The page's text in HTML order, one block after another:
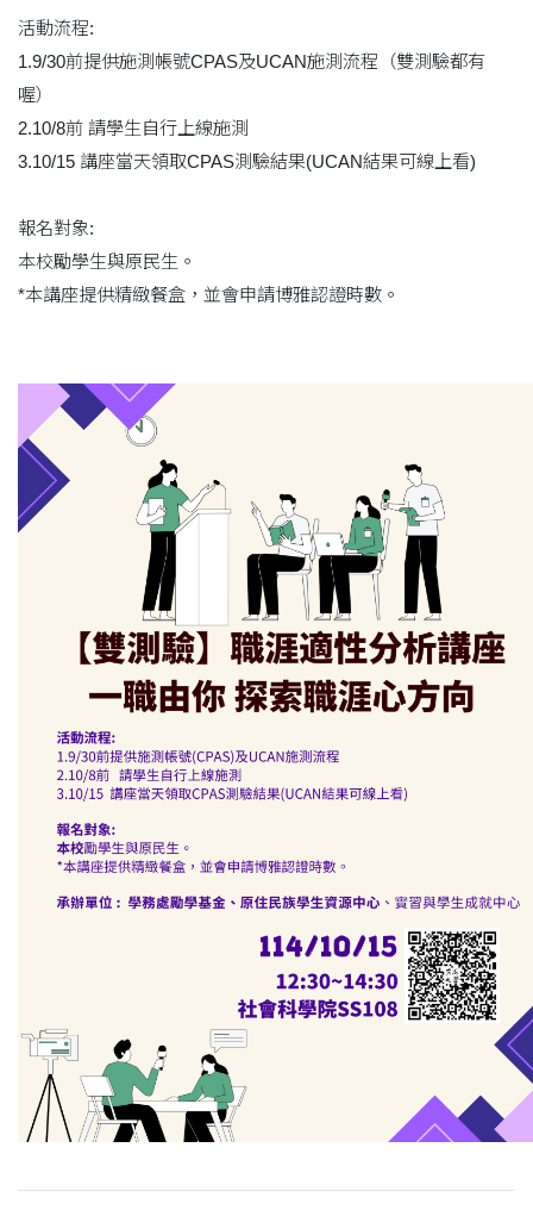
活動流程:
1.9/30前提供施測帳號CPAS及UCAN施測流程（雙測驗都有
喔）
2.10/8前 請學生自行上線施測
3.10/15 講座當天領取CPAS測驗結果(UCAN結果可線上看)
報名對象:
本校勵學生與原民生。
*本講座提供精緻餐盒，並會申請博雅認證時數。